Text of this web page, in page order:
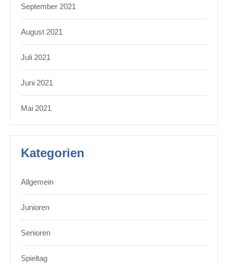
September 2021
August 2021
Juli 2021
Juni 2021
Mai 2021
Kategorien
Allgemein
Junioren
Senioren
Spieltag